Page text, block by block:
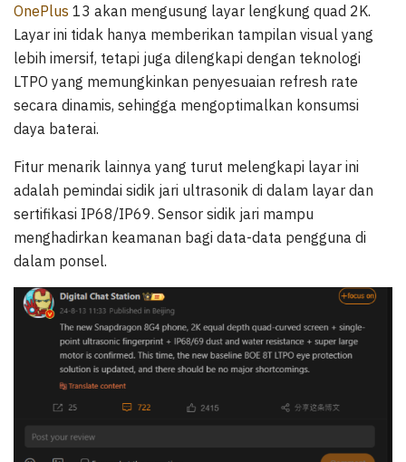
OnePlus 13 akan mengusung layar lengkung quad 2K.
Layar ini tidak hanya memberikan tampilan visual yang
lebih imersif, tetapi juga dilengkapi dengan teknologi
LTPO yang memungkinkan penyesuaian refresh rate
secara dinamis, sehingga mengoptimalkan konsumsi
daya baterai.
Fitur menarik lainnya yang turut melengkapi layar ini
adalah pemindai sidik jari ultrasonik di dalam layar dan
sertifikasi IP68/IP69. Sensor sidik jari mampu
menghadirkan keamanan bagi data-data pengguna di
dalam ponsel.